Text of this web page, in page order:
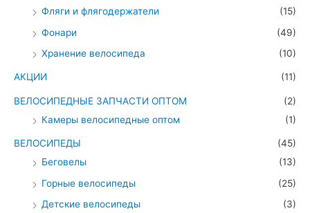
Фляги и флягодержатели
(15)
Фонари
(49)
Хранение велосипеда
(10)
АКЦИИ (11)
ВЕЛОСИПЕДНЫЕ ЗАПЧАСТИ ОПТОМ
(2)
Камеры велосипедные оптом
(1)
ВЕЛОСИПЕДЫ
(45)
Беговелы
(13)
Горные велосипеды
(25)
Детские велосипеды
(3)